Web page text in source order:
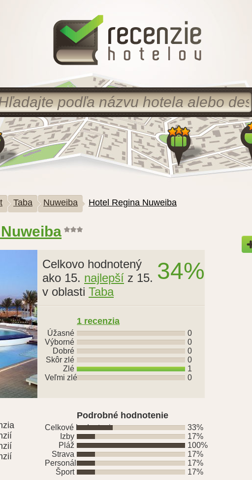
Taba Nuweiba Hotel Regina Nuweiba
34%
Celkovo hodnotený
ako 15. najlepší z 15.
v oblasti Taba
1 recenzia
Úžasné
0
Výborné
0
Dobré
0
Skôr zlé
0
Zlé
1
Veľmi zlé
0
Podrobné hodnotenie
Celkové hodnotenie
33%
Izby
17%
Pláž
100%
Strava
17%
Personál
17%
Šport
17%